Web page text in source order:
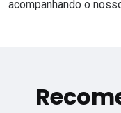
acompanhando o